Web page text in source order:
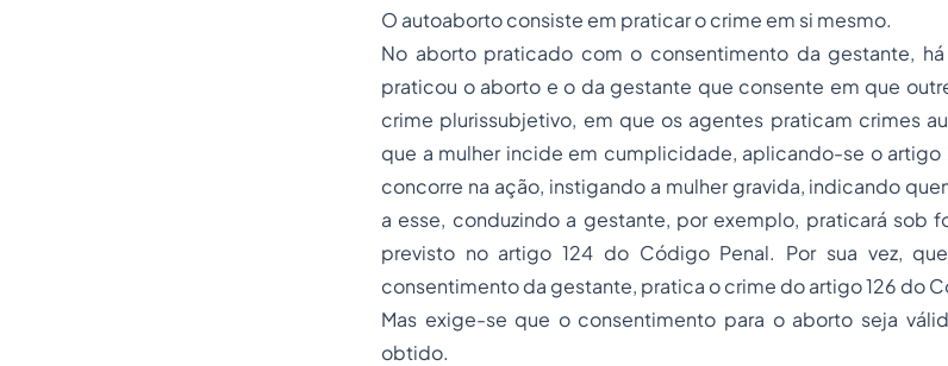
O autoaborto consiste em praticar o crime em si mesmo.
No aborto praticado com o consentimento da gestante,
praticou o aborto e o da gestante que consente em que
crime plurissubjetivo, em que os agentes praticam crimes
que a mulher incide em cumplicidade, aplicando-se o artigo
concorre na ação, instigando a mulher gravida, indicando
a esse, conduzindo a gestante, por exemplo, praticará sob
previsto no artigo 124 do Código Penal. Por sua vez,
consentimento da gestante, pratica o crime do artigo 126 do
Mas exige-se que o consentimento para o aborto seja
obtido.